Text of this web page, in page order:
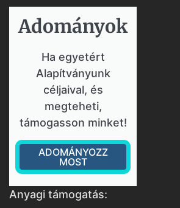
Adományok​
Ha egyetért
Alapítványunk
céljaival, és
megteheti,
támogasson minket!
ADOMÁNYOZZ
MOST
Anyagi támogatás: